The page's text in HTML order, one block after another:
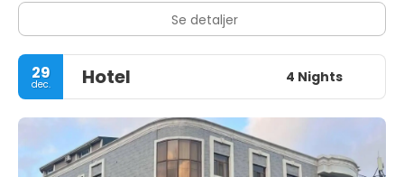
Se detaljer
29
dec. Hotel 4 Nights